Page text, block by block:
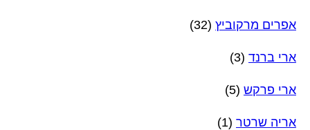
אפרים מרקוביץ (32)
ארי ברנד (3)
ארי פרקש (5)
אריה שרטר (1)